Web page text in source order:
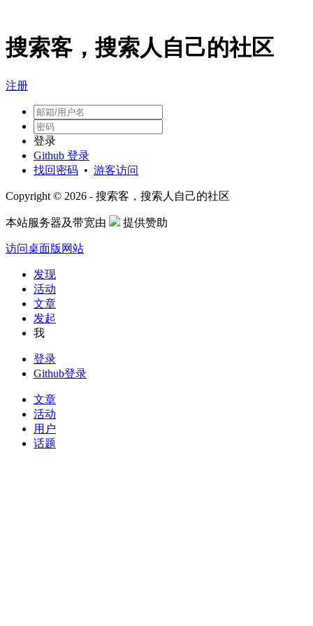
搜索客，搜索人自己的社区
注册
登录
Github 登录
找回密码 • 游客访问
Copyright © 2026 - 搜索客，搜索人自己的社区
本站服务器及带宽由 提供赞助
访问桌面版网站
发现
活动
文章
发起
我
登录
Github登录
文章
活动
用户
话题